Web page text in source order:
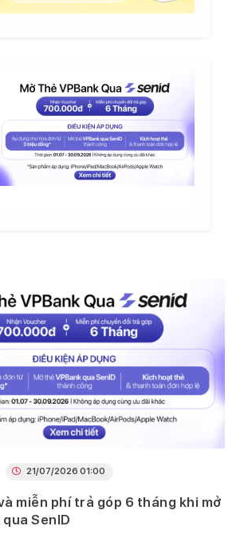
21/07/2026 01:00
miễn phí trả góp 6 tháng khi mở
SenID